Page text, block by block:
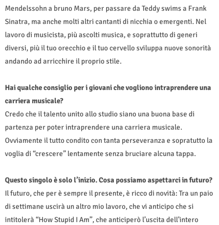
Mendelssohn a bruno Mars, per passare da Teddy swims a Frank
Sinatra, ma anche molti altri cantanti di nicchia o emergenti. Nel
lavoro di musicista, più ascolti musica, e soprattutto di generi
diversi, più il tuo orecchio e il tuo cervello sviluppa nuove sonorità
andando ad arricchire il proprio stile.
Hai qualche consiglio per i giovani che vogliono intraprendere una
carriera musicale?
Credo che il talento unito allo studio siano una buona base di
partenza per poter intraprendere una carriera musicale.
Ovviamente il tutto condito con tanta perseveranza e sopratutto la
voglia di “crescere” lentamente senza bruciare alcuna tappa.
Questo singolo è solo l’inizio. Cosa possiamo aspettarci in futuro?
Il futuro, che per è sempre il presente, è ricco di novità: Tra un paio
di settimane uscirà un altro mio lavoro, che vi anticipo che si
intitolerà “How Stupid I Am”, che anticiperò l’uscita dell’intero